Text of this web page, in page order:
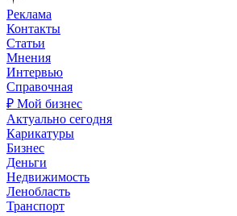
Реклама
Контакты
Статьи
Мнения
Интервью
Справочная
₽ Мой бизнес
Актуально сегодня
Карикатуры
Бизнес
Деньги
Недвижимость
Ленобласть
Транспорт